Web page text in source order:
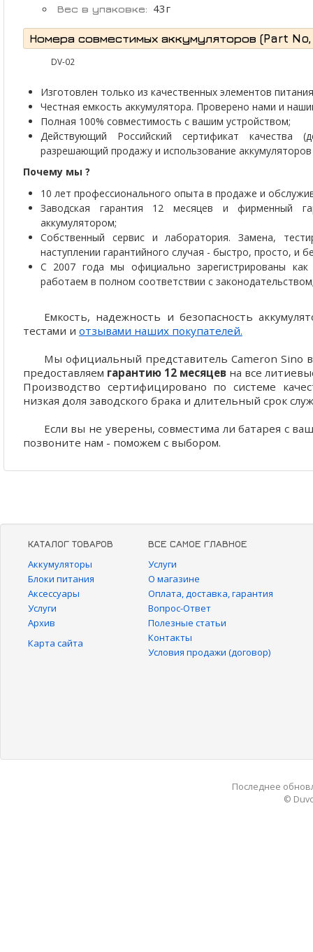
Вес в упаковке: 43г
Номера совместимых аккумуляторов (Part No,
DV-02
Изготовлен только из качественных элементов
Честная емкость аккумулятора. Проверено нами и
Полная 100% совместимость с вашим устройством;
Действующий Российский сертификат качества
разрешающий продажу и использование
Почему мы ?
10 лет профессионального опыта в продаже и
Заводская гарантия 12 месяцев и фирменный
аккумулятором;
Собственный сервис и лаборатория. Замена,
наступлении гарантийного случая - быстро, просто, и
С 2007 года мы официально зарегистрированы
работаем в полном соответствии с
Емкость, надежность и безопасность
тестами и отзывами наших покупателей.
Мы официальный представитель Cameron Sino
предоставляем гарантию 12 месяцевна все
Производство сертифицировано по системе
низкая доля заводского брака и длительный срок
Если вы не уверены, совместима ли батарея с
позвоните нам - поможем с выбором.
КАТАЛОГ ТОВАРОВ
Аккумуляторы
Блоки питания
Аксессуары
Услуги
Архив
Карта сайта
ВСЕ САМОЕ ГЛАВНОЕ
Услуги
О магазине
Оплата, доставка, гарантия
Вопрос-Ответ
Полезные статьи
Контакты
Условия продажи (договор)
Последнее
©